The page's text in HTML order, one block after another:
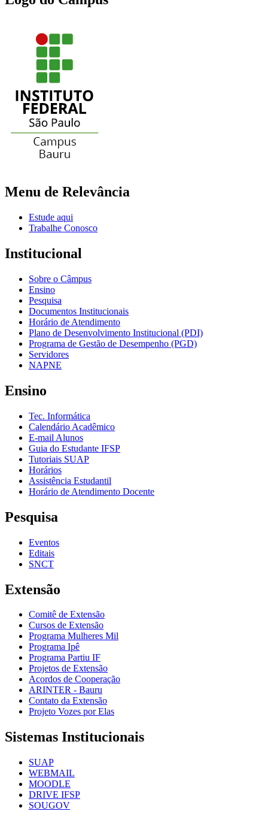
Menu de Relevância
Estude aqui
Trabalhe Conosco
Institucional
Sobre o Câmpus
Ensino
Pesquisa
Documentos Institucionais
Horário de Atendimento
Plano de Desenvolvimento Institucional (PDI)
Programa de Gestão de Desempenho (PGD)
Servidores
NAPNE
Ensino
Tec. Informática
Calendário Acadêmico
E-mail Alunos
Guia do Estudante IFSP
Tutoriais SUAP
Horários
Assistência Estudantil
Horário de Atendimento Docente
Pesquisa
Eventos
Editais
SNCT
Extensão
Comitê de Extensão
Cursos de Extensão
Programa Mulheres Mil
Programa Ipê
Programa Partiu IF
Projetos de Extensão
Acordos de Cooperação
ARINTER - Bauru
Contato da Extensão
Projeto Vozes por Elas
Sistemas Institucionais
SUAP
WEBMAIL
MOODLE
DRIVE IFSP
SOUGOV